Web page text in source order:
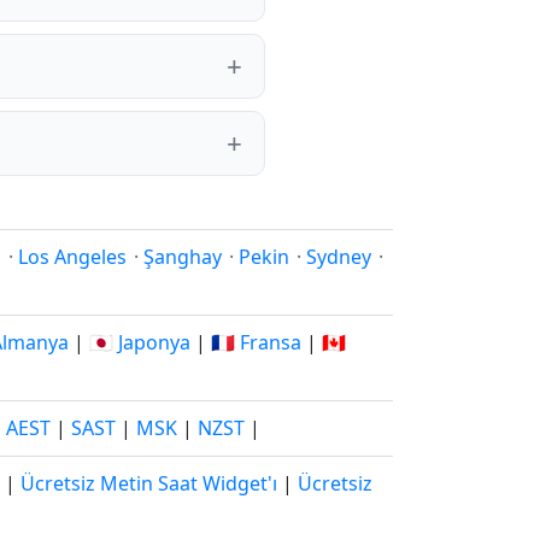
· Los Angeles · Şanghay · Pekin · Sydney ·
| 🇯🇵 Japonya | 🇫🇷 Fransa | 🇨🇦
AEST | SAST | MSK | NZST |
| Ücretsiz Metin Saat Widget'ı | Ücretsiz